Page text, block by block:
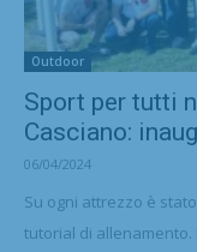
Outdoor
Sport per tutti
Casciano:
06/04/2024
Su ogni attrezzo è
tutorial di allenamento.